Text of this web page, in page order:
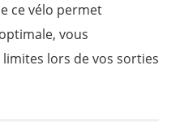
ce vélo permet
vous
lors de vos sorties